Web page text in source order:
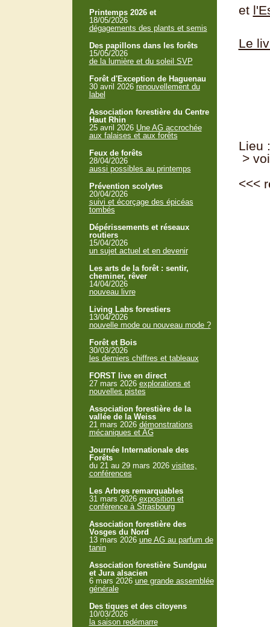
et
Le
Lieu
>
<<<
Printemps 2026 et
18/05/2026
dégagements des plants et semis
Des papillons dans les forêts
15/05/2026
de la lumière et du soleil SVP
Forêt d'Exception de Haguenau
30 avril 2026 renouvellement du
label
Association forestière du Centre
Haut Rhin
25 avril 2026 Une AG accrochée
aux falaises et aux forêts
Feux de forêts
28/04/2026
aussi possibles au printemps
Prévention scolytes
20/04/2026
suivi et écorçage des épicéas
tombés
Dépérissements et réseaux
routiers
15/04/2026
un sujet actuel et en devenir
Les arts de la forêt : sentir,
cheminer, rêver
14/04/2026
nouveau livre
Living Labs forestiers
13/04/2026
nouvelle mode ou nouveau mode ?
Forêt et Bois
30/03/2026
les derniers chiffres et tableaux
FORST live en direct
27 mars 2026 explorations et
nouvelles pistes
Association forestière de la
vallée de la Weiss
21 mars 2026 démonstrations
mécaniques et AG
Journée Internationale des
Forêts
du 21 au 29 mars 2026 visites,
conférences
Les Arbres remarquables
31 mars 2026 exposition et
conférence à Strasbourg
Association forestière des
Vosges du Nord
13 mars 2026 une AG au parfum de
tanin
Association forestière Sundgau
et Jura alsacien
6 mars 2026 une grande assemblée
générale
Des tiques et des citoyens
10/03/2026
la saison redémarre